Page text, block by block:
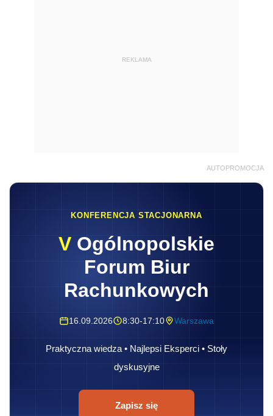
REKLAMA
AUTOPROMOCJA
KONFERENCJA STACJONARNA
V Ogólnopolskie
Forum Biur
Rachunkowych
16.09.2026 8:30-17:10 Warszawa
Praktyczna wiedza • Najlepsi Eksperci • Stoły
dyskusyjne
Zapisz się